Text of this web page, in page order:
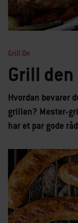
Grill On
Grill
Hvordan bevarer
grillen? Mester-
har et par gode